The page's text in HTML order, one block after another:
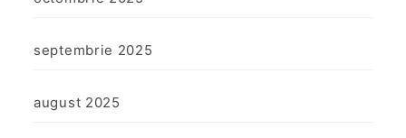
septembrie 2025
august 2025